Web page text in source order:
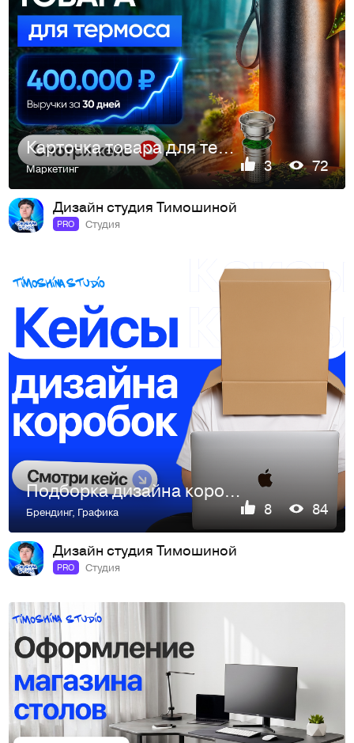
Карточка товара для термоса
Маркетинг 3 72
Дизайн студия Тимошиной
PRO Студия
Подборка дизайна коробок
Брендинг,Графика 8 84
Дизайн студия Тимошиной
PRO Студия